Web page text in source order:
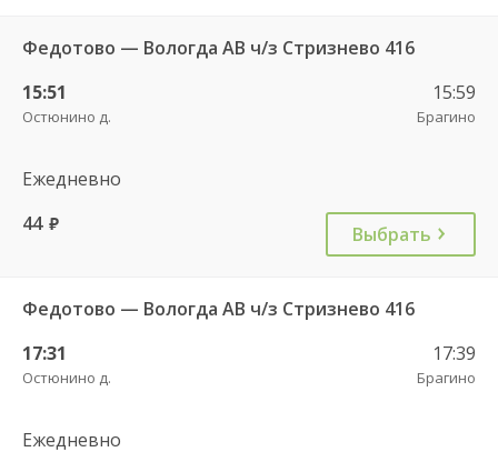
Федотово — Вологда АВ ч/з Стризнево 416
15:51
Остюнино д.
15:59
Брагино
Ежедневно
44 руб. Выбрать
Федотово — Вологда АВ ч/з Стризнево 416
17:31
Остюнино д.
17:39
Брагино
Ежедневно